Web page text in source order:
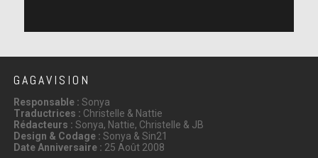
GAGAVISION
Responsable : Sonya
Traductrices : Christelle & Nattie
Rédacteurs : Sonya, Nattie, Christelle & JB
Design & Codage : Sonya & Sin21
Date Anniversaire : 25 Août 2008